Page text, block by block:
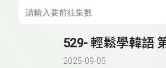
529- 輕鬆學韓語
2025-09-05